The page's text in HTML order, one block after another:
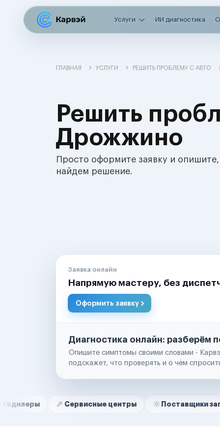
Услуги ИИ диагностика
ГЛАВНАЯ УСЛУГИ РЕШИТЬ ПРОБЛЕМУ С АВТО
Решить
Дрожжино
Просто оформите заявку и
найдем решение.
Заявка онлайн
Напрямую мастеру, без
Оформить заявку
Диагностика онлайн: разберём
Опишите симптомы своими словами -
подскажет, что проверять и о чём
Нам доверяют
Сервисные центры Поставщики запчастей
Маркетплейсы